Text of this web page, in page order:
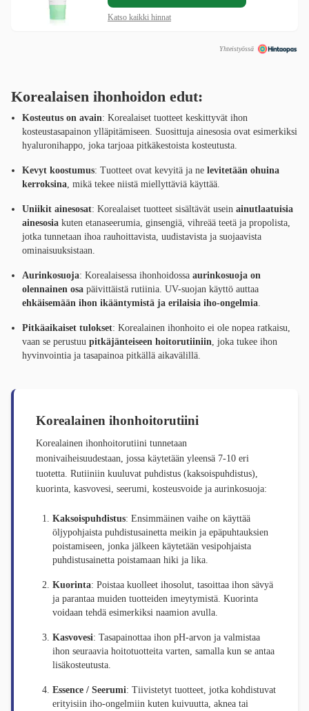
Katso kaikki hinnat
Yhteistyössä
Korealaisen ihonhoidon edut:
Kosteutus on avain: Korealaiset tuotteet keskittyvät ihon
kosteustasapainon ylläpitämiseen. Suosittuja ainesosia ovat esimerkiksi
hyaluronihappo, joka tarjoaa pitkäkestoista kosteutusta.
Kevyt koostumus: Tuotteet ovat kevyitä ja ne levitetään ohuina
kerroksina, mikä tekee niistä miellyttäviä käyttää.
Uniikit ainesosat: Korealaiset tuotteet sisältävät usein ainutlaatuisia
ainesosia kuten etanaseerumia, ginsengiä, vihreää teetä ja propolista,
jotka tunnetaan ihoa rauhoittavista, uudistavista ja suojaavista
ominaisuuksistaan.
Aurinkosuoja: Korealaisessa ihonhoidossa aurinkosuoja on
olennainen osa päivittäistä rutiinia. UV-suojan käyttö auttaa
ehkäisemään ihon ikääntymistä ja erilaisia iho-ongelmia.
Pitkäaikaiset tulokset: Korealainen ihonhoito ei ole nopea ratkaisu,
vaan se perustuu pitkäjänteiseen hoitorutiiniin, joka tukee ihon
hyvinvointia ja tasapainoa pitkällä aikavälillä.
Korealainen ihonhoitorutiini
Korealainen ihonhoitorutiini tunnetaan
monivaiheisuudestaan, jossa käytetään yleensä 7-10 eri
tuotetta. Rutiiniin kuuluvat puhdistus (kaksoispuhdistus),
kuorinta, kasvovesi, seerumi, kosteusvoide ja aurinkosuoja:
Kaksoispuhdistus: Ensimmäinen vaihe on käyttää
öljypohjaista puhdistusainetta meikin ja epäpuhtauksien
poistamiseen, jonka jälkeen käytetään vesipohjaista
puhdistusainetta poistamaan hiki ja lika.
Kuorinta: Poistaa kuolleet ihosolut, tasoittaa ihon sävyä
ja parantaa muiden tuotteiden imeytymistä. Kuorinta
voidaan tehdä esimerkiksi naamion avulla.
Kasvovesi: Tasapainottaa ihon pH-arvon ja valmistaa
ihon seuraavia hoitotuotteita varten, samalla kun se antaa
lisäkosteutusta.
Essence / Seerumi: Tiivistetyt tuotteet, jotka kohdistuvat
erityisiin iho-ongelmiin kuten kuivuutta, aknea tai